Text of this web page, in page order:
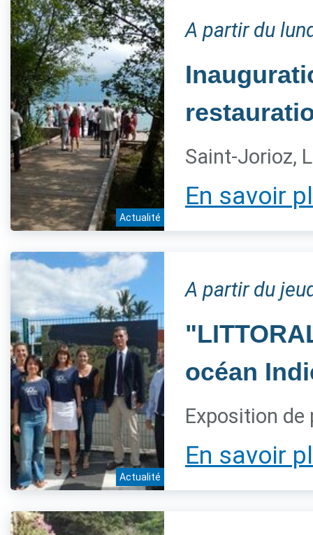
Actualité
A partir du
Saint-Jorioz,
En savoir
Actualité
A partir du
océan
Exposition de
En savoir